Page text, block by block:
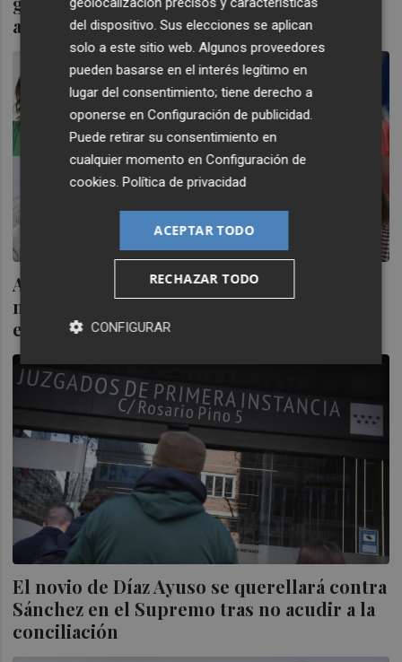
al novio de Ayuso
Ayuso, Montero y Nogueras, entre las diez
mujeres más influyentes de la política
española actual
El novio de Díaz Ayuso se querellará contra
Sánchez en el Supremo tras no acudir a la
conciliación
del dispositivo. Sus elecciones se aplican
solo a este sitio web. Algunos proveedores
pueden basarse en el interés legítimo en
lugar del consentimiento; tiene derecho a
oponerse enConfiguración de publicidad.
Puede retirar su consentimiento en
cualquier momento enConfiguración de
cookies.Política de privacidad
ACEPTAR TODO
RECHAZAR TODO
CONFIGURAR